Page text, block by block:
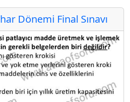
Dönemi Final Sınavı